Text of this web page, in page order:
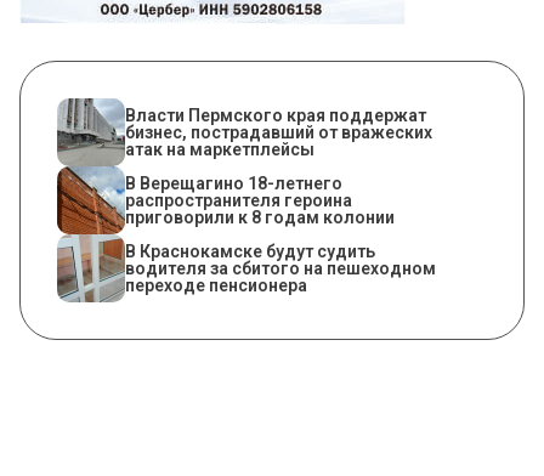
Власти Пермского края поддержат
бизнес, пострадавший от вражеских
атак на маркетплейсы
В Верещагино 18-летнего
распространителя героина
приговорили к 8 годам колонии
В Краснокамске будут судить
водителя за сбитого на пешеходном
переходе пенсионера